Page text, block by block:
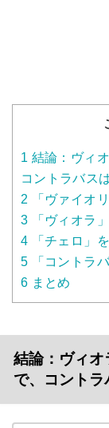
1 結論：ヴィ
コントラバス
2 「ヴァイオ
3 「ヴィオラ
4 「チェロ」
5 「コントラ
6 まとめ
結論：ヴィオ
で、コントラ